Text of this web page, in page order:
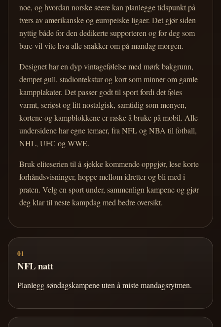
noe, og hvordan norske seere kan planlegge tidspunkt på
tvers av amerikanske og europeiske ligaer. Det gjør siden
nyttig både for den dedikerte supporteren og for deg som
bare vil vite hva alle snakker om på mandag morgen.
Designet har en dyp vintagefølelse med mørk bakgrunn,
dempet gull, stadiontekstur og kort som minner om gamle
kampplakater. Det passer godt til sport fordi det føles
varmt, seriøst og litt nostalgisk, samtidig som menyen,
kortene og kampblokkene er raske å bruke på mobil. Alle
undersidene har egne temaer, fra NFL og NBA til fotball,
NHL, UFC og WWE.
Bruk eliteserien til å sjekke kommende oppgjør, lese korte
forhåndsvisninger, hoppe mellom idretter og bli med i
praten. Velg en sport under, sammenlign kampene og gjør
deg klar til neste kampdag med bedre oversikt.
01
NFL natt
Planlegg søndagskampene uten å miste mandagsrytmen.